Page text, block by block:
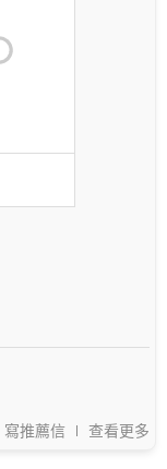
寫推薦信 查看更多